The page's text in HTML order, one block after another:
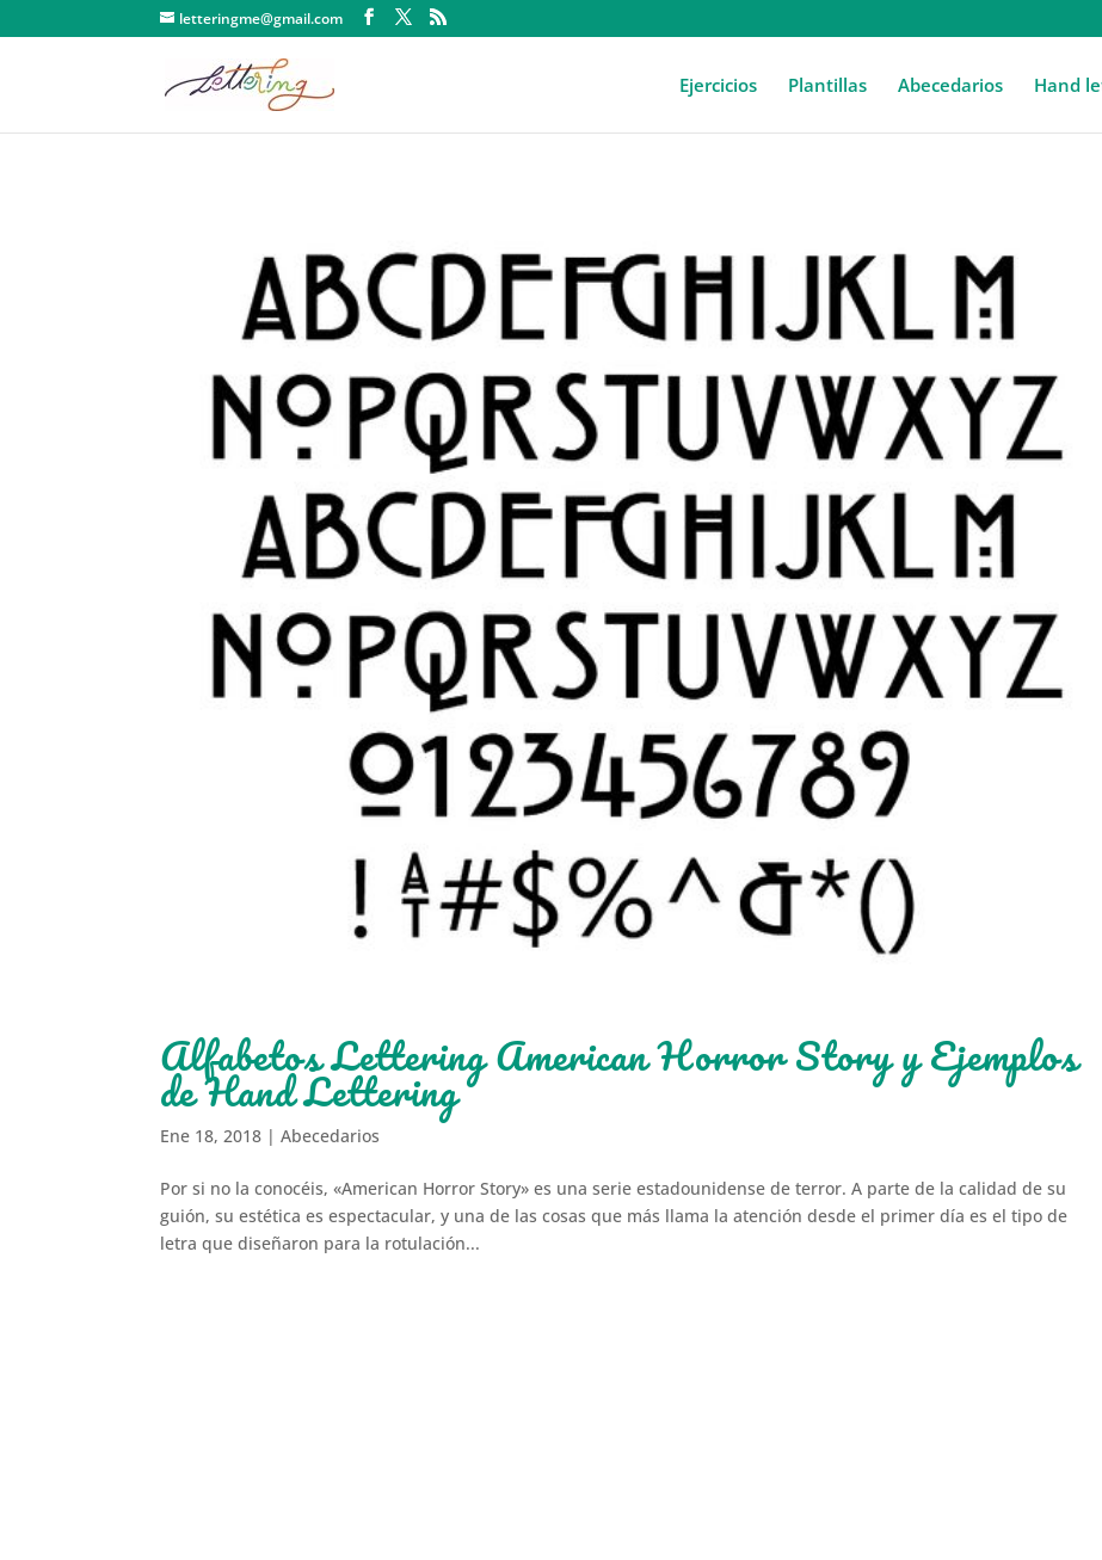
letteringme@gmail.com
Ejercicios Plantillas Abecedarios Hand
Alfabetos Lettering American Horror Story y Ejemplos
de Hand Lettering
Ene 18, 2018 |Abecedarios
Por si no la conocéis, «American Horror Story» es una serie estadounidense de terror. A parte de la calidad de su
guión, su estética es espectacular, y una de las cosas que más llama la atención desde el primer día es el tipo de
letra que diseñaron para la rotulación...